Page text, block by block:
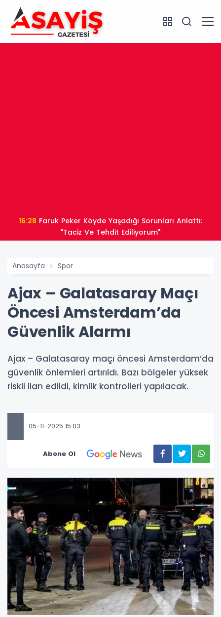
16:28
"Taciz Ve Tehdit Ediliyorum"
Anasayfa Spor
Ajax – Galatasaray Maçı
Öncesi Amsterdam’da
Güvenlik Alarmı
Ajax – Galatasaray maçı öncesi Amsterdam’da
güvenlik önlemleri artırıldı. Bazı bölgeler yüksek
riskli ilan edildi, kimlik kontrolleri yapılacak.
05-11-2025 15:03
Abone Ol